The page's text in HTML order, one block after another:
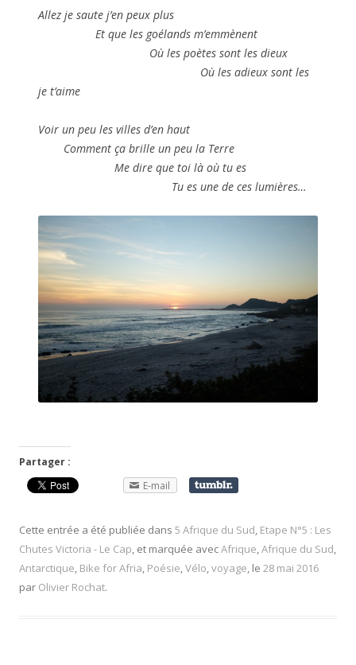
Allez je saute j’en peux plus
Et que les goélands m’emmènent
Où les poètes sont les dieux
Où les adieux sont les
je t’aime
Voir un peu les villes d’en haut
Comment ça brille un peu la Terre
Me dire que toi là où tu es
Tu es une de ces lumières…
Partager :
E-mail
Cette entrée a été publiée dans 5 Afrique du Sud Etape N°5 : Les
Chutes Victoria - Le Cap , et marquée avecAfrique Afrique du Sud
Antarctique Bike for Afria Poésie Vélo voyage , le 28 mai 2016
par Olivier Rochat.